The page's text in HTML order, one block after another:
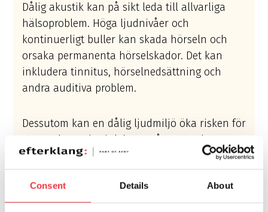
Consent Details About
Dålig akustik kan på sikt leda till allvarliga
hälsoproblem. Höga ljudnivåer och
kontinuerligt buller kan skada hörseln och
orsaka permanenta hörselskador. Det kan
inkludera tinnitus, hörselnedsättning och
andra auditiva problem.
Dessutom kan en dålig ljudmiljö öka risken för
stressrelaterade sjukdomar, ångest och
depression. Ständig exponering för olämpliga
ljud kan också påverka sömnkvaliteten
negativt som i sin tur kan ge negativa
hälsoeffekter.